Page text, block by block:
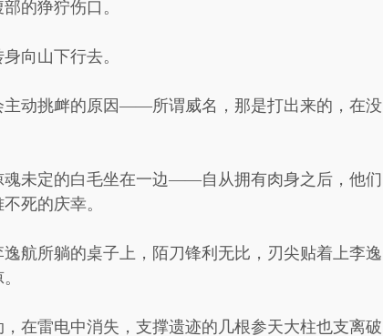
的狰狞伤口。
向山下行去。
主动挑衅的原因——所谓威名，那是打出来的，在没
魂未定的白毛坐在一边——自从拥有肉身之后，他们
死的庆幸。
航所躺的桌子上，陌刀锋利无比，刃尖贴着上李逸
在雷电中消失，支撑遗迹的几根参天大柱也支离破